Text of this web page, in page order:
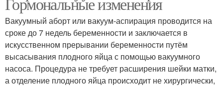
Вакуумный аборт или вакуум-аспирация проводится на
сроке до 7 недель беременности и заключается в
искусственном прерывании беременности путём
высасывания плодного яйца с помощью вакуумного
насоса. Процедура не требует расширения шейки матки,
а отделение плодного яйца происходит не хирургически,